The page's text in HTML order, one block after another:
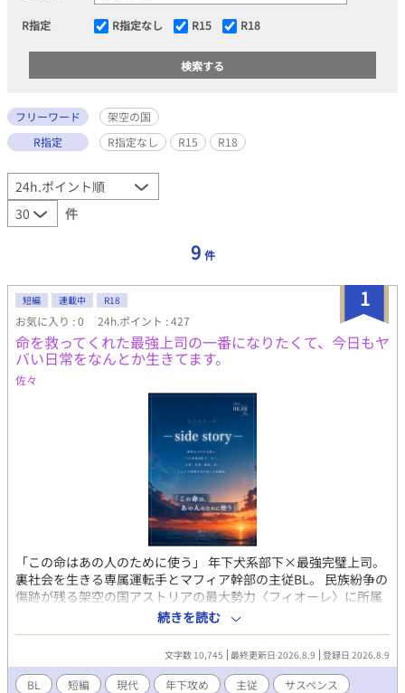
R指定 R指定なし R15 R18
フリーワード
架空の国
R指定
R指定なし R15 R18
件
9 件
1
短編 連載中 R18
お気に入り : 0 24h.ポイント : 427
命を救ってくれた最強上司の一番になりたくて、今日もヤ
バい日常をなんとか生きてます。
佐々
「この命はあの人のために使う」 年下犬系部下×最強完璧上司。
裏社会を生きる専属運転手とマフィア幹部の主従BL。 民族紛争の
傷跡が残る架空の国アストリアの最大勢力〈フィオーレ〉に所属
する幹部・真と、彼の専属運転手兼アシスタント・カイ。 一番に
なりたいカイと、大切なものをこれ以上増やしたくない真の仕事
や日常など、二人の時間を切り取った短い話を投稿しています。
※別のシリーズで投稿した二人の話も一部修正し再掲載していま
す
続きを読む
文字数 10,745 最終更新日 2026.8.9 登録日 2026.8.9
BL 短編 現代 年下攻め 主従
サスペンス